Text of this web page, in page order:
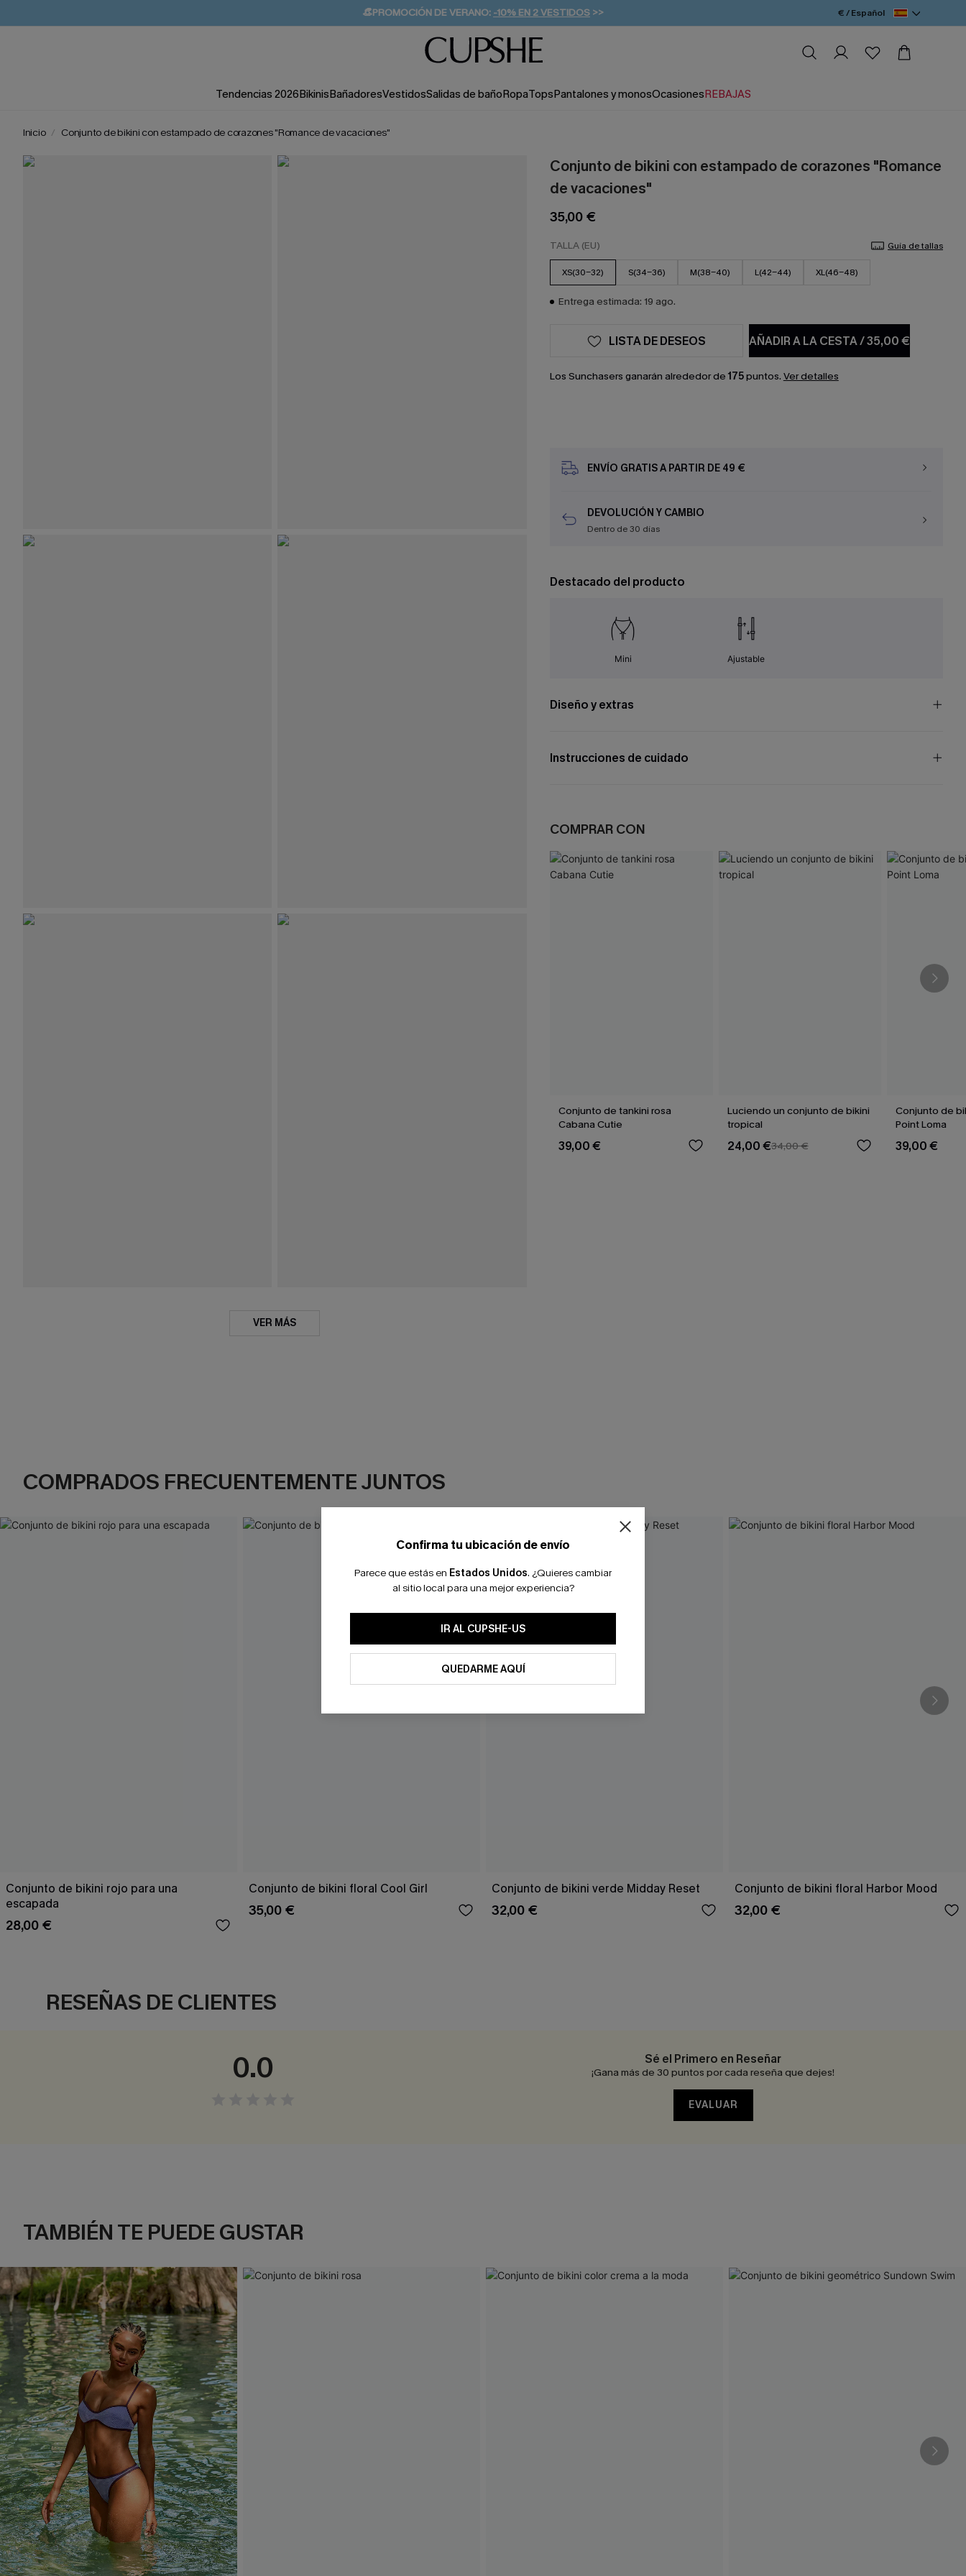
👒PROMOCIÓN DE VERANO: -10% EN 2 VESTIDOS >>
💌¡SUSCRIBIRSE & GANAR -10% EXTRA!
🚚ENVÍO GRATUITO A PARTIR DE 49 € >>
€ / Español
Tendencias 2026BikinisBañadoresVestidosSalidas de bañoRopaTopsPantalones y monosOcasionesREBAJAS
Inicio Conjunto de bikini con estampado de corazones "Romance de vacaciones"
VER MÁS
Conjunto de bikini con estampado de corazones "Romance
de vacaciones"
35,00 €
TALLA (EU) Guía de tallas
XS(30-32) S(34-36) M(38-40) L(42-44) XL(46-48)
Entrega estimada: 19 ago.
AÑADIR A LA CESTA/35,00 €
LISTA DE DESEOS
Los Sunchasers ganarán alrededor de 175puntos. Ver detalles
ENVÍO GRATIS A PARTIR DE 49 €
DEVOLUCIÓN Y CAMBIO
Dentro de 30 días
Destacado del producto
Mini Ajustable
Diseño y extras
Instrucciones de cuidado
COMPRAR CON
Conjunto de tankini rosa
Cabana Cutie
39,00 €
Luciendo un conjunto de bikini
tropical
24,00 €34,00 €
Conjunto de
Point Loma
39,00 €
COMPRADOS FRECUENTEMENTE JUNTOS
Conjunto de bikini rojo para una
escapada
28,00 €
Conjunto de bikini floral Cool Girl
35,00 €
Conjunto de bikini verde Midday Reset
32,00 €
Conjunto de bikini floral Harbor Mood
32,00 €
RESEÑAS DE CLIENTES
0.0 Sé el Primero en Reseñar
¡Gana más de 30 puntos por cada reseña que dejes!
EVALUAR
TAMBIÉN TE PUEDE GUSTAR
Confirma tu ubicación de envío
Parece que estás en Estados Unidos. ¿Quieres cambiar
al sitio local para una mejor experiencia?
IR AL CUPSHE-US
QUEDARME AQUÍ